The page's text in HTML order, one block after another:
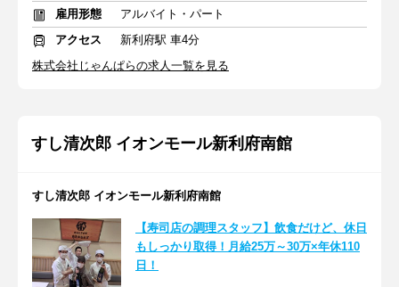
雇用形態
アルバイト・パート
アクセス
新利府駅 車4分
株式会社じゃんぱらの求人一覧を見る
すし清次郎 イオンモール新利府南館
すし清次郎 イオンモール新利府南館
【寿司店の調理スタッフ】飲食だけど、休日
もしっかり取得！月給25万～30万×年休110
日！